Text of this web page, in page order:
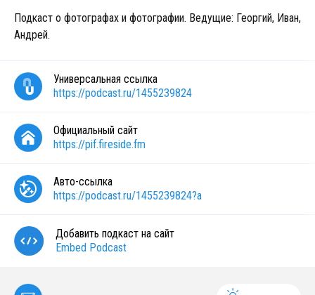
Подкаст о фотографах и фотографии. Ведущие: Георгий, Иван,
Андрей.
Универсальная ссылка
https://podcast.ru/1455239824
Официальный сайт
https://pif.fireside.fm
Авто-ссылка
https://podcast.ru/1455239824?a
Добавить подкаст на сайт
Embed Podcast